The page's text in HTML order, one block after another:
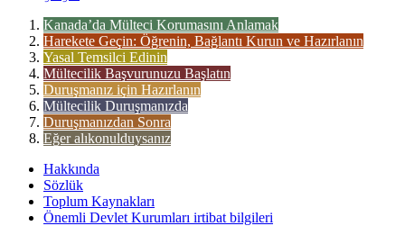
Kanada’da Mülteci Korumasını Anlamak
Harekete Geçin: Öğrenin, Bağlantı Kurun ve Hazırlanın
Yasal Temsilci Edinin
Mültecilik Başvurunuzu Başlatın
Duruşmanız için Hazırlanın
Mültecilik Duruşmanızda
Duruşmanızdan Sonra
Eğer alıkonulduysanız
Hakkında
Sözlük
Toplum Kaynakları
Önemli Devlet Kurumları irtibat bilgileri